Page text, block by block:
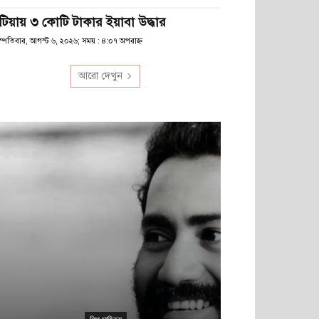
৩ কোটি টাকার ইয়াবা উদ্ধার
আগস্ট ৬, ২০২৬; সময় : ৪:০৭ অপরাহ্ণ
আরো দেখুন